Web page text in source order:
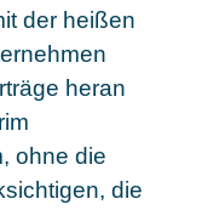
der heißen
heran
ohne die
die